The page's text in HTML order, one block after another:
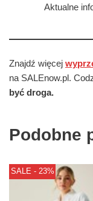
Aktualne
Znajdź więcej
na SALEnow.pl.
być droga.
Podobne
SALE - 23%